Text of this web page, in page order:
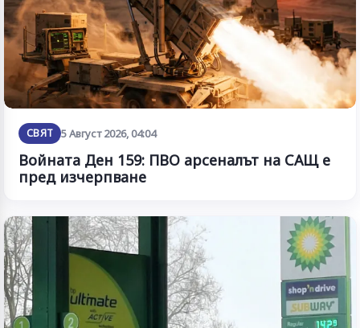
СВЯТ 5 Август 2026, 04:04
Войната Ден 159: ПВО арсеналът на САЩ е
пред изчерпване